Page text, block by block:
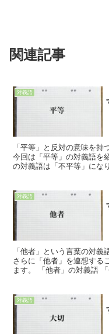
関連記事
対義語
「平等」と反対の意味を持
今回は「平等」の対義語を
の対義語は「不平等」にな
対義語
「他者」という言葉の対義
さらに「他者」を連想する
ます。 「他者」の対義語
対義語